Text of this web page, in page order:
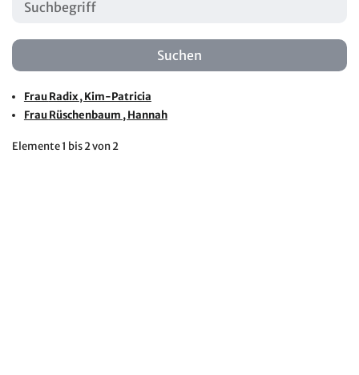
FrauRadix, Kim-Patricia
FrauRüschenbaum , Hannah
Elemente1 bis 2von2